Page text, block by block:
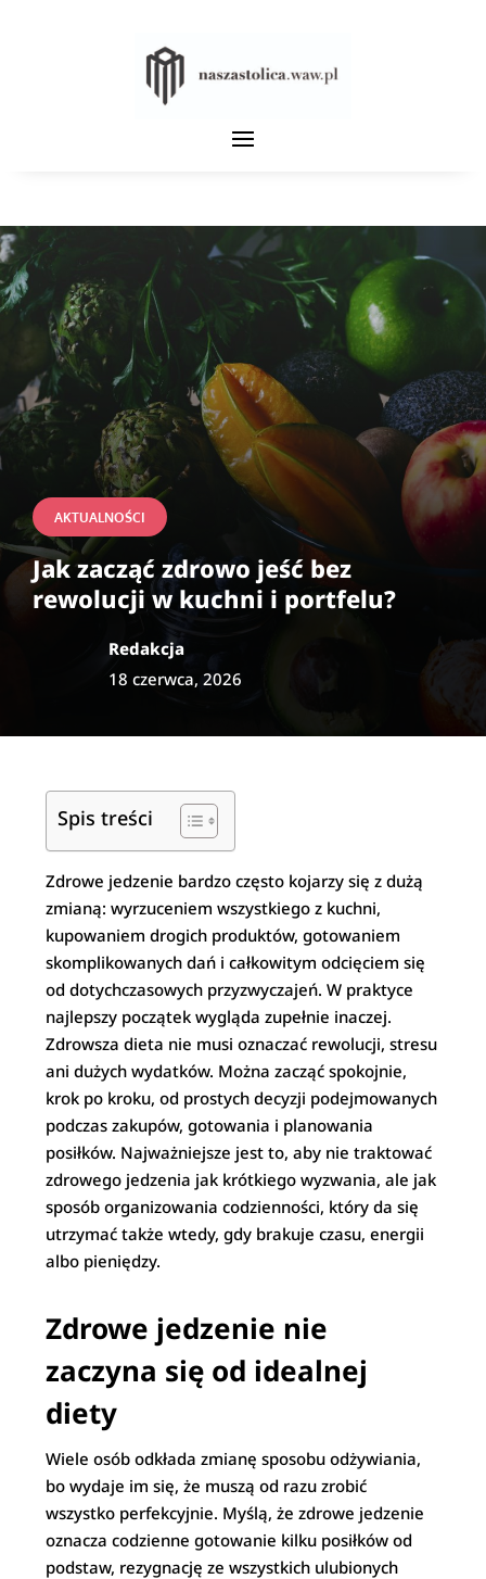
AKTUALNOŚCI
Jak zacząć zdrowo jeść bez
rewolucji w kuchni i portfelu?
Redakcja
18 czerwca, 2026
Spis treści
Zdrowe jedzenie bardzo często kojarzy się z dużą
zmianą: wyrzuceniem wszystkiego z kuchni,
kupowaniem drogich produktów, gotowaniem
skomplikowanych dań i całkowitym odcięciem się
od dotychczasowych przyzwyczajeń. W praktyce
najlepszy początek wygląda zupełnie inaczej.
Zdrowsza dieta nie musi oznaczać rewolucji, stresu
ani dużych wydatków. Można zacząć spokojnie,
krok po kroku, od prostych decyzji podejmowanych
podczas zakupów, gotowania i planowania
posiłków. Najważniejsze jest to, aby nie traktować
zdrowego jedzenia jak krótkiego wyzwania, ale jak
sposób organizowania codzienności, który da się
utrzymać także wtedy, gdy brakuje czasu, energii
albo pieniędzy.
Zdrowe jedzenie nie
zaczyna się od idealnej
diety
Wiele osób odkłada zmianę sposobu odżywiania,
bo wydaje im się, że muszą od razu zrobić
wszystko perfekcyjnie. Myślą, że zdrowe jedzenie
oznacza codzienne gotowanie kilku posiłków od
podstaw, rezygnację ze wszystkich ulubionych